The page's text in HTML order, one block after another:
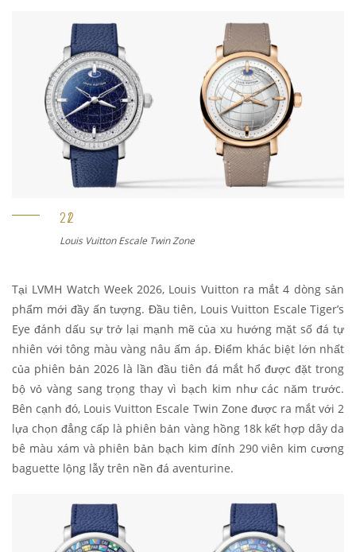
Louis Vuitton Escale Tiger’s Eye
Tại LVMH Watch Week 2026, Louis Vuitton ra mắt 4 dòng sản
phẩm mới đầy ấn tượng. Đầu tiên, Louis Vuitton Escale Tiger’s
Eye đánh dấu sự trở lại mạnh mẽ của xu hướng mặt số đá tự
nhiên với tông màu vàng nâu ấm áp. Điểm khác biệt lớn nhất
của phiên bản 2026 là lần đầu tiên đá mắt hổ được đặt trong
bộ vỏ vàng sang trọng thay vì bạch kim như các năm trước.
Bên cạnh đó, Louis Vuitton Escale Twin Zone được ra mắt với 2
lựa chọn đẳng cấp là phiên bản vàng hồng 18k kết hợp dây da
bê màu xám và phiên bản bạch kim đính 290 viên kim cương
baguette lộng lẫy trên nền đá aventurine.